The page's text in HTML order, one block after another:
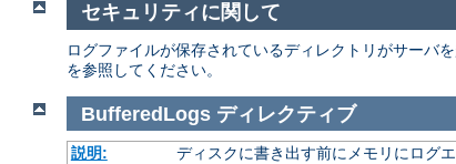
セキュリティに関して
ログファイルが保存されているディレクトリがサーバ
を参照してください。
BufferedLogsディレクティブ
説明:
ディスクに書き出す前にメモリにログ